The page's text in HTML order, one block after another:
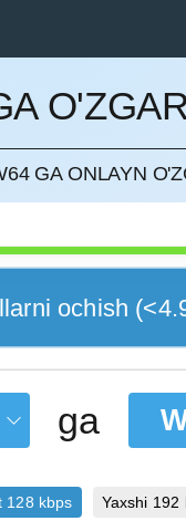
GA ONLAYN
ochish
ga
128 kbps Yaxshi 192